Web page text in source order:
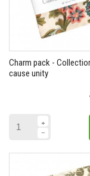
Charm pack -
cause unity